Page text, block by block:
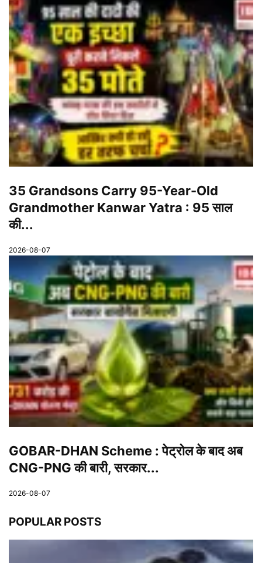
35 Grandsons Carry 95-Year-Old
Grandmother Kanwar Yatra : 95 साल
की...
2026-08-07
GOBAR-DHAN Scheme : पेट्रोल के बाद अब
CNG-PNG की बारी, सरकार...
2026-08-07
POPULAR POSTS